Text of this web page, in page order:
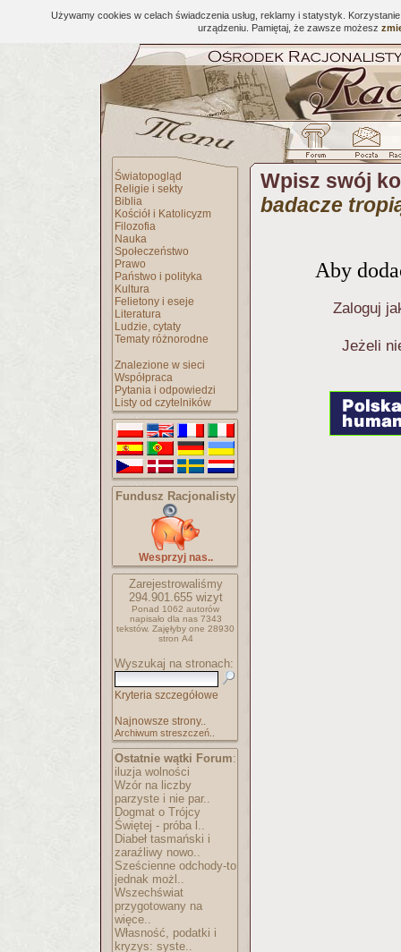
Używamy cookies w celach świadczenia usług, reklamy i statystyk.
urządzeniu. Pamiętaj, że zawsze możesz
Światopogląd
Religie i sekty
Biblia
Kościół i Katolicyzm
Filozofia
Nauka
Społeczeństwo
Prawo
Państwo i polityka
Kultura
Felietony i eseje
Literatura
Ludzie, cytaty
Tematy różnorodne
Znalezione w sieci
Współpraca
Pytania i odpowiedzi
Listy od czytelników
Fundusz Racjonalisty
Wesprzyj nas..
Zarejestrowaliśmy
294.901.655wizyt
Ponad 1062 autorów
napisało dla nas 7343
tekstów. Zajęłyby one 28930
stron A4
Wyszukaj na stronach:
Kryteria szczegółowe
Najnowsze strony..
Archiwum streszczeń..
Ostatnie wątki Forum:
iluzja wolności
Wzór na liczby
parzyste i nie par..
Dogmat o Trójcy
Świętej - próba l..
Diabeł tasmański i
zaraźliwy nowo..
Sześcienne odchody-to
jednak możl..
Wszechświat
przygotowany na
więce..
Własność, podatki i
kryzys: syste..
Wpisz swój
badacze
Aby
Zaloguj
Jeżeli